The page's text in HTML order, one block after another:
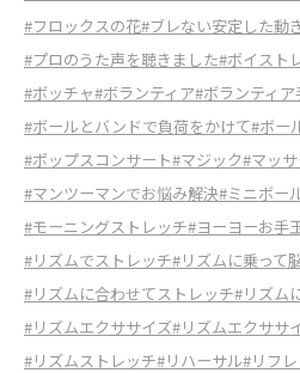
#フロックスの花#ブレない安定した動
#プロのうた声を聴きました#ボイスト
#ボッチャ#ボランティア#ボランティ
#ボールとバンドで負荷をかけて#ボー
#ポップスコンサート#マジック#マッ
#マンツーマンでお悩み解決#ミニボー
#モーニングストレッチ#ヨーヨーお手
#リズムでストレッチ#リズムに乗って
#リズムに合わせてストレッチ#リズム
#リズムエクササイズ#リズムエクササ
#リズムストレッチ#リハーサル#リフ